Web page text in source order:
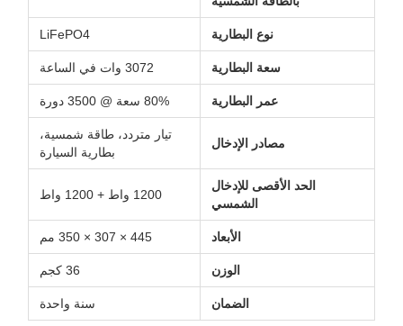
نوع البطارية LiFePO4
سعة البطارية 3072 وات في الساعة
عمر البطارية 80% سعة @ 3500 دورة
مصادر الإدخال
تيار متردد، طاقة شمسية،
بطارية السيارة
الحد الأقصى للإدخال
الشمسي
1200 واط + 1200 واط
الأبعاد 445 × 307 × 350 مم
الوزن 36 كجم
الضمان سنة واحدة